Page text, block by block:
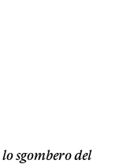
lo sgombero del